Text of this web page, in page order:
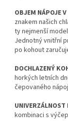
OBJEM NÁPOJE
znakem našich
ty nejmenší
Jednotný vnitřní
po kohout
DOCHLAZENÝ
horkých letních
čepovaného
kombinaci s